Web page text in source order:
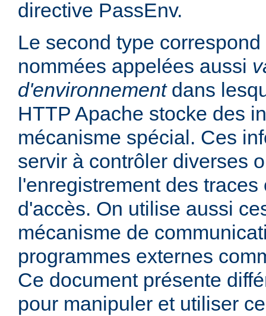
directive PassEnv.
Le second type
nommées appelées aussi
d'environnementdans
HTTP Apache stocke des
mécanisme spécial. Ces
servir à contrôler diverses
l'enregistrement des traces
d'accès. On utilise aussi
mécanisme de
programmes externes
Ce document présente
pour manipuler et utiliser